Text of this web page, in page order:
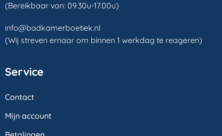
(Bereikbaar van: 09.30u-17.00u)
info@badkamerboetiek.nl
(Wij streven ernaar om binnen 1 werkdag te reageren)
Service
Contact
Mijn account